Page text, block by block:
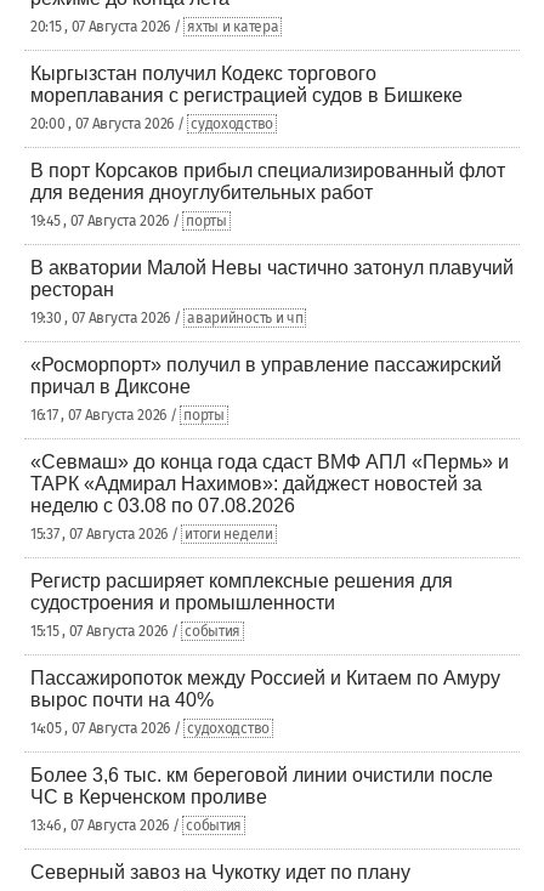
20:15 , 07 Августа 2026 / яхты и катера
Кыргызстан получил Кодекс торгового
мореплавания с регистрацией судов в Бишкеке
20:00 , 07 Августа 2026 / судоходство
В порт Корсаков прибыл специализированный флот
для ведения дноуглубительных работ
19:45 , 07 Августа 2026 / порты
В акватории Малой Невы частично затонул плавучий
ресторан
19:30 , 07 Августа 2026 / аварийность и чп
«Росморпорт» получил в управление пассажирский
причал в Диксоне
16:17 , 07 Августа 2026 / порты
«Севмаш» до конца года сдаст ВМФ АПЛ «Пермь» и
ТАРК «Адмирал Нахимов»: дайджест новостей за
неделю с 03.08 по 07.08.2026
15:37 , 07 Августа 2026 / итоги недели
Регистр расширяет комплексные решения для
судостроения и промышленности
15:15 , 07 Августа 2026 / события
Пассажиропоток между Россией и Китаем по Амуру
вырос почти на 40%
14:05 , 07 Августа 2026 / судоходство
Более 3,6 тыс. км береговой линии очистили после
ЧС в Керченском проливе
13:46 , 07 Августа 2026 / события
Северный завоз на Чукотку идет по плану